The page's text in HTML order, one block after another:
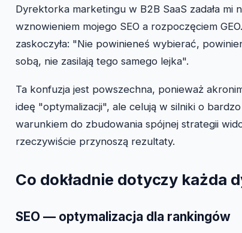
Dyrektorka marketingu w B2B SaaS zadała
wznowieniem mojego SEO a rozpoczęciem
zaskoczyła: "Nie powinieneś wybierać,
sobą, nie zasilają tego samego lejka".
Ta konfuzja jest powszechna, ponieważ
ideę "optymalizacji", ale celują w silniki o
warunkiem do zbudowania spójnej strategii
rzeczywiście przynoszą rezultaty.
Co dokładnie dotyczy każda
SEO — optymalizacja dla rankingów